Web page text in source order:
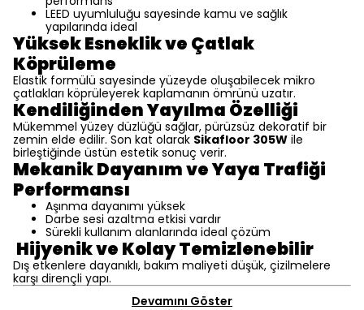
LEED uyumluluğu sayesinde kamu ve sağlık
yapılarında ideal
Yüksek Esneklik ve Çatlak
Köprüleme
Elastik formülü sayesinde yüzeyde oluşabilecek mikro
çatlakları köprüleyerek kaplamanın ömrünü uzatır.
Kendiliğinden Yayılma Özelliği
Mükemmel yüzey düzlüğü sağlar, pürüzsüz dekoratif bir
zemin elde edilir. Son kat olarak Sikafloor 305W ile
birleştiğinde üstün estetik sonuç verir.
Mekanik Dayanım ve Yaya Trafiği
Performansı
Aşınma dayanımı yüksek
Darbe sesi azaltma etkisi vardır
Sürekli kullanım alanlarında ideal çözüm
Hijyenik ve Kolay Temizlenebilir
Dış etkenlere dayanıklı, bakım maliyeti düşük, çizilmelere
karşı dirençli yapı.
Devamını Göster